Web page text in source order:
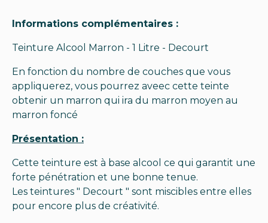
Informations complémentaires :
Teinture Alcool Marron - 1 Litre - Decourt
En fonction du nombre de couches que vous
appliquerez, vous pourrez aveec cette teinte
obtenir un marron qui ira du marron moyen au
marron foncé
Présentation :
Cette teinture est à base alcool ce qui garantit une
forte pénétration et une bonne tenue.
Les teintures " Decourt " sont miscibles entre elles
pour encore plus de créativité.